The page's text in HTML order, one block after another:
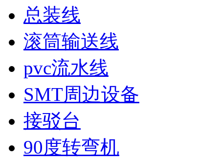
总装线
滚筒输送线
pvc流水线
SMT周边设备
接驳台
90度转弯机